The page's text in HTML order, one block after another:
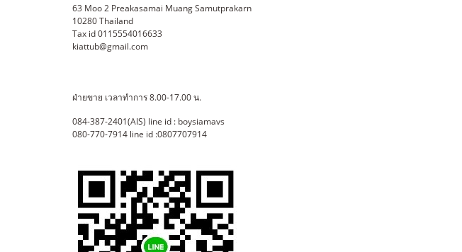
เช่า call บาท/วัน ขนาด 300 นิ้ว(4.50x6.00
เมตร) ไม่มีรอยต่อ โครงพับ ค่า
เช่า call บาท/วัน ขนาด 400 นิ้ว(6.40x8.40
ขนส่งและติดตั้ง ผลงานบางส่วน
63 Moo 2 Preakasamai Muang Samutprakarn
10280 Thailand
Tax id 0115554016633
kiattub@gmail.com
ฝ่ายขาย เวลาทำการ 8.00-17.00 น.
084-387-2401(AIS) line id : boysiamavs
080-770-7914 line id :0807707914